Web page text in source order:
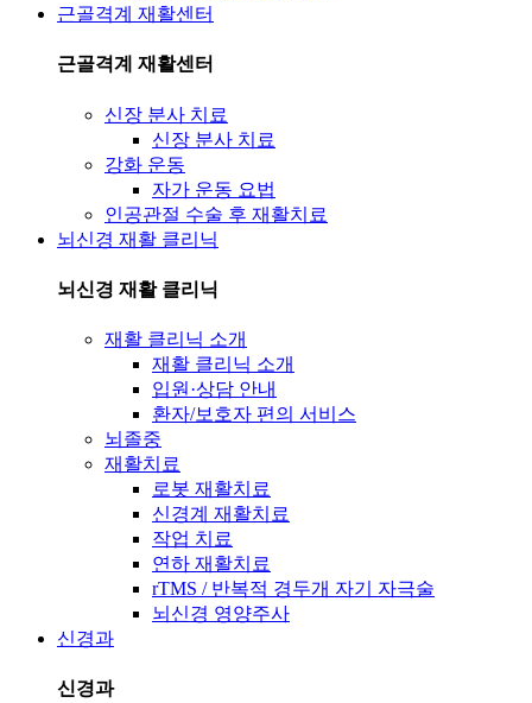
근골격계 재활센터
근골격계 재활센터
신장 분사 치료
신장 분사 치료
강화 운동
자가 운동 요법
인공관절 수술 후 재활치료
뇌신경 재활 클리닉
뇌신경 재활 클리닉
재활 클리닉 소개
재활 클리닉 소개
입원·상담 안내
환자/보호자 편의 서비스
뇌졸중
재활치료
로봇 재활치료
신경계 재활치료
작업 치료
연하 재활치료
rTMS / 반복적 경두개 자기 자극술
뇌신경 영양주사
신경과
신경과